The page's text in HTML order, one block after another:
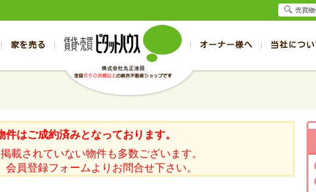
売買
新築一戸建て
中古一戸建て
土地
中古マンション
帯広の1000万～2000万円
帯広の2000万～3000万円
帯広の3000万～4000万円
帯広の4000万以上
帯広の賃貸アパート
帯
帯
帯
帯
売買
新築一戸建て
中古一戸建て
土地
中古マンション
旭川の1000万～2000万円
旭川の2000万～3000万円
旭川の3000万～4000万円
旭川の4000万以上
旭川の賃貸アパート
旭
旭
旭
旭
家を売る オーナー様へ 当社につい
スタッフブログ お客様の声
売却のお問合せ 入居者様ページ
件はご成約済みとなっております。
載されていない物件も多数ございます。
会員登録フォームよりお問合せ下さい。
売買